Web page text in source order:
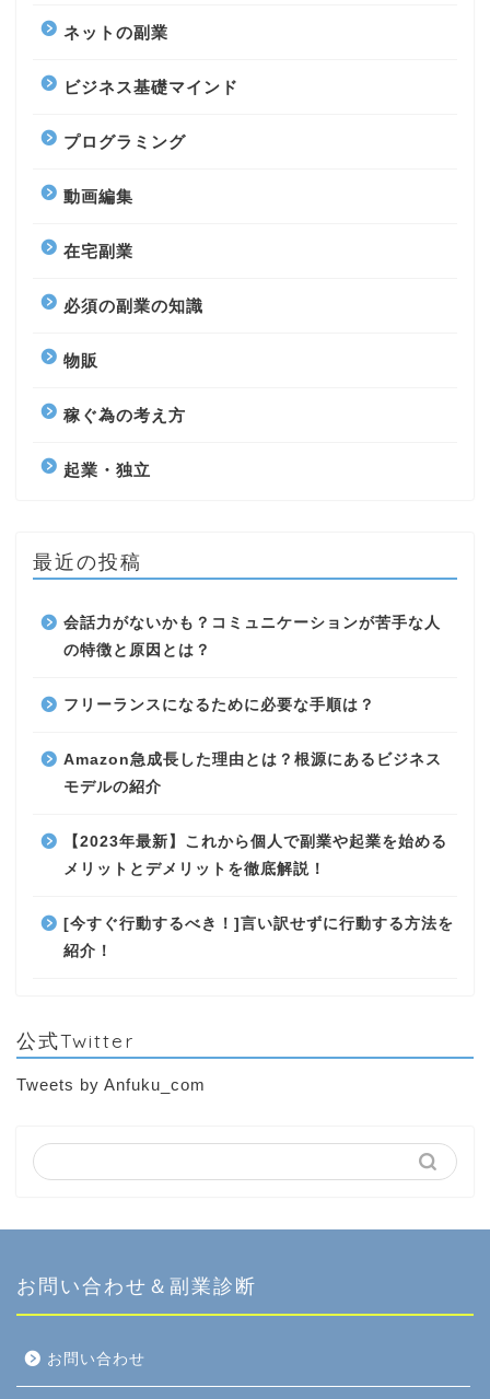
ネットの副業
ビジネス基礎マインド
プログラミング
動画編集
在宅副業
必須の副業の知識
物販
稼ぐ為の考え方
起業・独立
最近の投稿
会話力がないかも？コミュニケーションが苦手な人
の特徴と原因とは？
フリーランスになるために必要な手順は？
Amazon急成長した理由とは？根源にあるビジネス
モデルの紹介
【2023年最新】これから個人で副業や起業を始める
メリットとデメリットを徹底解説！
[今すぐ行動するべき！]言い訳せずに行動する方法を
紹介！
公式Twitter
Tweets by Anfuku_com
お問い合わせ＆副業診断
お問い合わせ